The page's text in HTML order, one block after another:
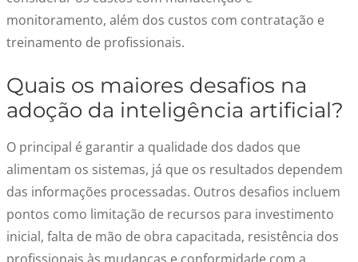
monitoramento, além dos custos com contratação e
treinamento de profissionais.
Quais os maiores desafios na
adoção da inteligência artificial?
O principal é garantir a qualidade dos dados que
alimentam os sistemas, já que os resultados dependem
das informações processadas. Outros desafios incluem
pontos como limitação de recursos para investimento
inicial, falta de mão de obra capacitada, resistência dos